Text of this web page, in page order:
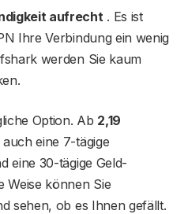
aufrecht . Es ist
Ihre Verbindung ein wenig
werden Sie kaum
Option. Ab 2,19
eine 7-tägige
eine 30-tägige Geld-
Weise können Sie
sehen, ob es Ihnen gefällt.